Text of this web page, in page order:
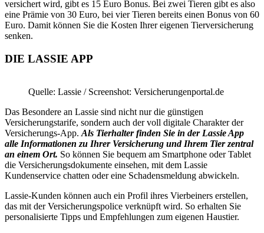
versichert wird, gibt es 15 Euro Bonus. Bei zwei Tieren gibt es also
eine Prämie von 30 Euro, bei vier Tieren bereits einen Bonus von 60
Euro. Damit können Sie die Kosten Ihrer eigenen Tierversicherung
senken.
DIE LASSIE APP
Quelle: Lassie / Screenshot: Versicherungenportal.de
Das Besondere an Lassie sind nicht nur die günstigen
Versicherungstarife, sondern auch der voll digitale Charakter der
Versicherungs-App.Als Tierhalter finden Sie in der Lassie App
alle Informationen zu Ihrer Versicherung und Ihrem Tier zentral
an einem Ort. So können Sie bequem am Smartphone oder Tablet
die Versicherungsdokumente einsehen, mit dem Lassie
Kundenservice chatten oder eine Schadensmeldung abwickeln.
Lassie-Kunden können auch ein Profil ihres Vierbeiners erstellen,
das mit der Versicherungspolice verknüpft wird. So erhalten Sie
personalisierte Tipps und Empfehlungen zum eigenen Haustier.